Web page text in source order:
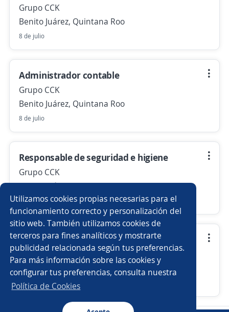
Utilizamos cookies propias necesarias para el
funcionamiento correcto y personalización del
sitio web. También utilizamos cookies de
terceros para fines analíticos y mostrarte
publicidad relacionada según tus preferencias.
Para más información sobre las cookies y
configurar tus preferencias, consulta nuestra
Política de Cookies
Grupo CCK
Benito Juárez, Quintana Roo
8 de julio
Administrador contable
Grupo CCK
Benito Juárez, Quintana Roo
8 de julio
Responsable de seguridad e higiene
Grupo CCK
Benito Juárez, Quintana Roo
22 de julio
Administrativo contable/oficina
Grupo CCK
Benito Juárez, Quintana Roo
Más de 30 días